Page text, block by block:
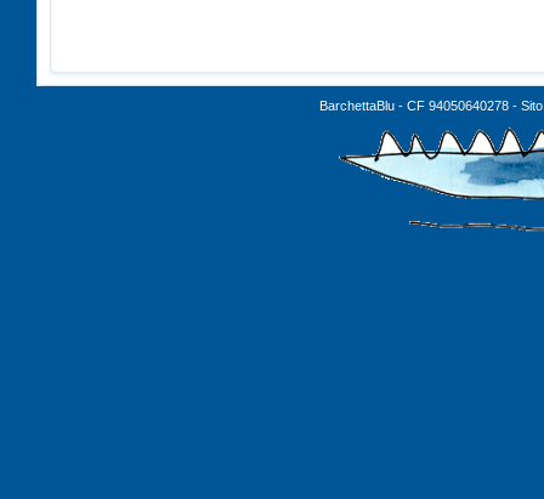
BarchettaBlu - CF 94050640278 -